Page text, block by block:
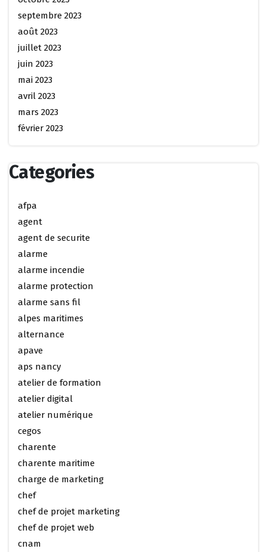
septembre 2023
août 2023
juillet 2023
juin 2023
mai 2023
avril 2023
mars 2023
février 2023
Categories
afpa
agent
agent de securite
alarme
alarme incendie
alarme protection
alarme sans fil
alpes maritimes
alternance
apave
aps nancy
atelier de formation
atelier digital
atelier numérique
cegos
charente
charente maritime
charge de marketing
chef
chef de projet marketing
chef de projet web
cnam